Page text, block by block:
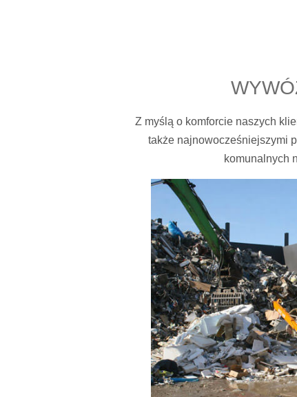
Z myślą o komforcie naszych
także najnowocześniejszymi
komunalnych